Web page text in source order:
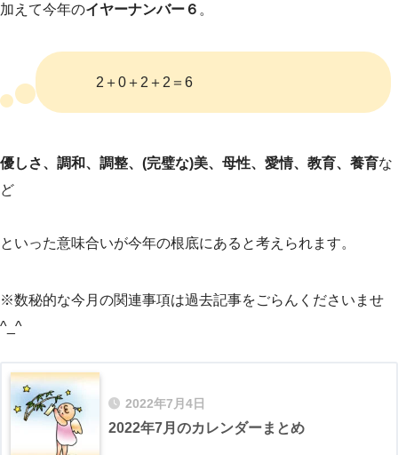
加えて今年のイヤーナンバー６ 。
2＋0＋2＋2＝6
優しさ、調和、調整、(完璧な)美、母性、愛情、教育、養育な
ど
といった意味合いが今年の根底にあると考えられます。
※数秘的な今月の関連事項は過去記事をごらんくださいませ
^_^
2022年7月4日
2022年7月のカレンダーまとめ